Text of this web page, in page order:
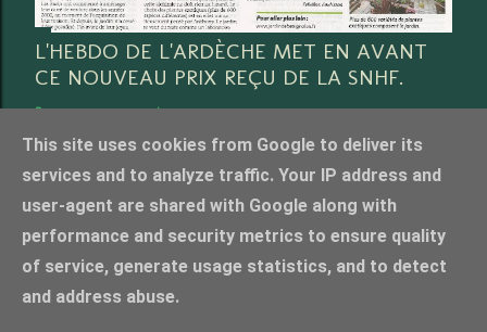
L'HEBDO DE L'ARDÈCHE MET EN AVANT
CE NOUVEAU PRIX REÇU DE LA SNHF.
Partager 3 commentaires
Fourni par Blogger
Crédit photo Anthony Bazin, tous droits réservés. merci de nous contacter pour l'utilisation
This site uses cookies from Google to deliver its
services and to analyze traffic. Your IP address and
user-agent are shared with Google along with
performance and security metrics to ensure quality
of service, generate usage statistics, and to detect
and address abuse.